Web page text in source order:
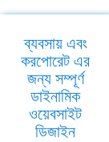
ব্যবসায় এবং
করপোরেট এর
জন্য সম্পূর্ণ
ডাইনামিক
ওয়েবসাইট
ডিজাইন